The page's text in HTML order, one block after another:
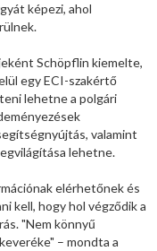
képezi, ahol
Schöpflin kiemelte,
egy ECI-szakértő
lehetne a polgári
valamint
lehetne.
elérhetőnek és
kell, hogy hol végződik a
"Nem könnyű
– mondta a